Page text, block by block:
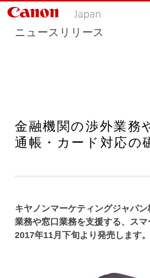
ニュースリリース
金融機関の渉外業務
通帳・カード対応の
キヤノンマーケティングジャパ
業務や窓口業務を支援する、ス
2017年11月下旬より発売します。